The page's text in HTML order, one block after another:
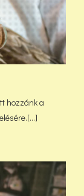
hozzánk a